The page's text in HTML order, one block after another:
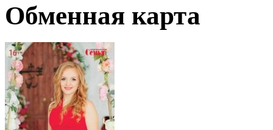
Обменная карта